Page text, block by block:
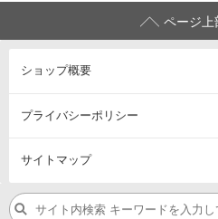
ページ上
ショップ概要
プライバシーポリシー
サイトマップ